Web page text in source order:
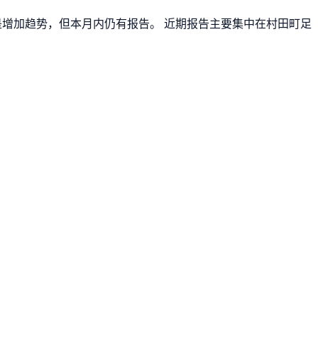
加趋势，但本月内仍有报告。 近期报告主要集中在村田町足